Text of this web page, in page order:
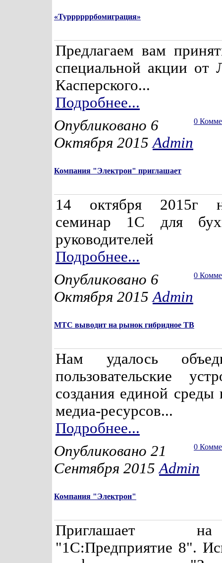
«Туррррррбомиграция»
Предлагаем вам
специальной акции от
Касперского...
Подробнее...
0
Опубликовано 6
Октября 2015Admin
Компания "Электрон" приглашает
14 октября 2015г
семинар 1С для
руководителей
Подробнее...
0
Опубликовано 6
Октября 2015Admin
МТС выводит на рынок гибридное ТВ
Нам удалось
пользовательские
создания единой среды
медиа-ресурсов...
Подробнее...
0
Опубликовано 21
Сентября 2015Admin
Компания "Электрон"
Приглашает
"1С:Предприятие 8".